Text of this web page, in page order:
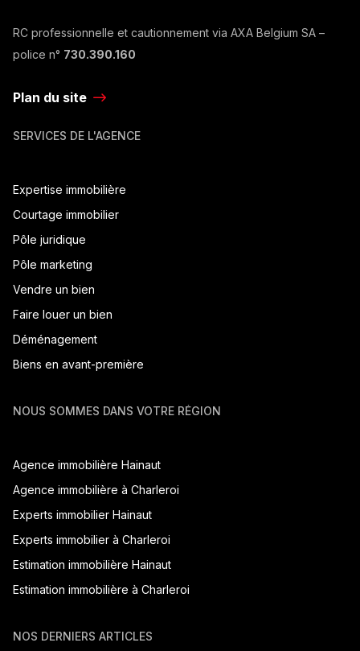
RC professionnelle et cautionnement via AXA Belgium SA –
police n° 730.390.160
Plan du site
SERVICES DE L'AGENCE
Expertise immobilière
Courtage immobilier
Pôle juridique
Pôle marketing
Vendre un bien
Faire louer un bien
Déménagement
Biens en avant-première
NOUS SOMMES DANS VOTRE RÉGION
Agence immobilière Hainaut
Agence immobilière à Charleroi
Experts immobilier Hainaut
Experts immobilier à Charleroi
Estimation immobilière Hainaut
Estimation immobilière à Charleroi
NOS DERNIERS ARTICLES